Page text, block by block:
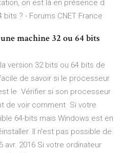
on est là en présence d
? - Forums CNET France
machine 32 ou 64 bits
version 32 bits ou 64 bits de
de savoir si le processeur
le Vérifier si son processeur
de voir comment Si votre
64-bits mais Windows est en
Il n'est pas possible de
avr. 2016 Si votre ordinateur